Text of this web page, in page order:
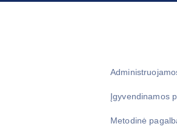
Įgyvendinamos
Metodinė